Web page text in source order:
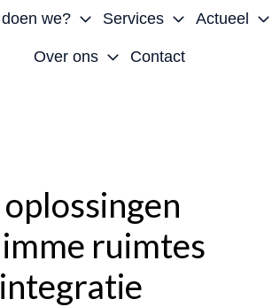
we? Services Actueel
Over ons Contact
oplossingen
ruimtes